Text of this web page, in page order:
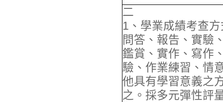
二
1、學業成績考查
問答、報告、實驗
鑑賞、實作、寫作
驗、作業練習、情
他具有學習意義之
之。採多元彈性評